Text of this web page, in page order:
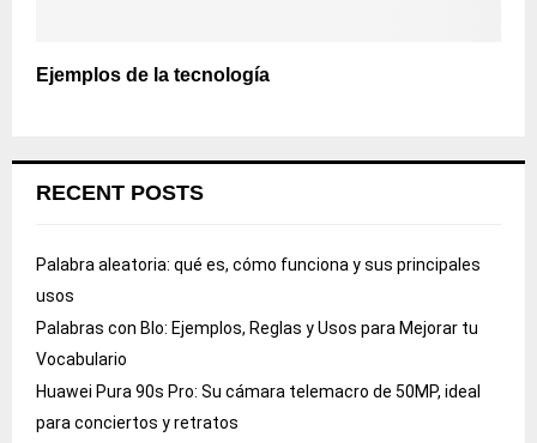
Ejemplos de la tecnología
RECENT POSTS
Palabra aleatoria: qué es, cómo funciona y sus principales
usos
Palabras con Blo: Ejemplos, Reglas y Usos para Mejorar tu
Vocabulario
Huawei Pura 90s Pro: Su cámara telemacro de 50MP, ideal
para conciertos y retratos